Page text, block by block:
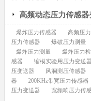
高频动态压力传感器
爆炸压力传感器 高频压
压力传感器
爆破压力测量
爆炸压力测量
爆炸压力检
感器
缩模实验用压力变送器
压变送器
风洞测压传感器
器
200KHz带宽压力传感器
压力变送器
宽频响压力传